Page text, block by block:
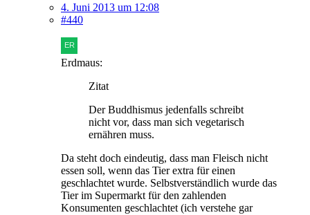
4. Juni 2013 um 12:08
#440
Erdmaus:
Zitat
Der Buddhismus jedenfalls schreibt
nicht vor, dass man sich vegetarisch
ernähren muss.
Da steht doch eindeutig, dass man Fleisch nicht
essen soll, wenn das Tier extra für einen
geschlachtet wurde. Selbstverständlich wurde das
Tier im Supermarkt für den zahlenden
Konsumenten geschlachtet (ich verstehe gar